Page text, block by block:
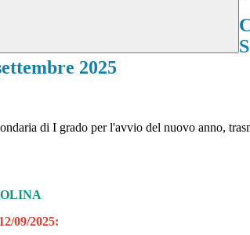
2025
di I grado per l'avvio del nuovo anno,
09/2025: